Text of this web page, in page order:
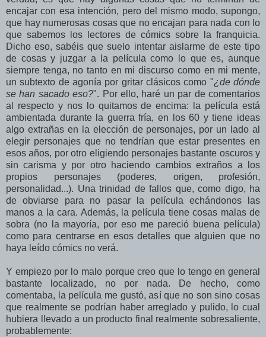
encajar con esa intención, pero del mismo modo, supongo,
que hay numerosas cosas que no encajan para nada con lo
que sabemos los lectores de cómics sobre la franquicia.
Dicho eso, sabéis que suelo intentar aislarme de este tipo
de cosas y juzgar a la película como lo que es, aunque
siempre tenga, no tanto en mi discurso como en mi mente,
un subtexto de agonía por gritar clásicos como "¿de dónde
se han sacado eso?". Por ello, haré un par de comentarios
al respecto y nos lo quitamos de encima: la película está
ambientada durante la guerra fría, en los 60 y tiene ideas
algo extrañas en la elección de personajes, por un lado al
elegir personajes que no tendrían que estar presentes en
esos años, por otro eligiendo personajes bastante oscuros y
sin carisma y por otro haciendo cambios extraños a los
propios personajes (poderes, origen, profesión,
personalidad...). Una trinidad de fallos que, como digo, ha
de obviarse para no pasar la película echándonos las
manos a la cara. Además, la película tiene cosas malas de
sobra (no la mayoría, por eso me pareció buena película)
como para centrarse en esos detalles que alguien que no
haya leído cómics no verá.
Y empiezo por lo malo porque creo que lo tengo en general
bastante localizado, no por nada. De hecho, como
comentaba, la película me gustó, así que no son sino cosas
que realmente se podrían haber arreglado y pulido, lo cual
hubiera llevado a un producto final realmente sobresaliente,
probablemente: